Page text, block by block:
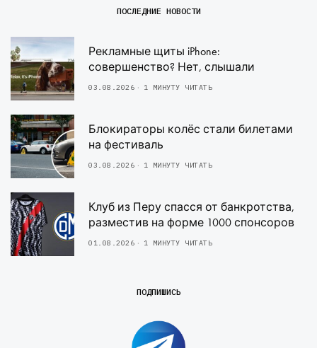
ПОСЛЕДНИЕ НОВОСТИ
Рекламные щиты iPhone:
совершенство? Нет, слышали
03.08.2026 1 МИНУТУ ЧИТАТЬ
Блокираторы колёс стали билетами
на фестиваль
03.08.2026 1 МИНУТУ ЧИТАТЬ
Клуб из Перу спасся от банкротства,
разместив на форме 1000 спонсоров
01.08.2026 1 МИНУТУ ЧИТАТЬ
ПОДПИШИСЬ